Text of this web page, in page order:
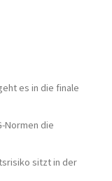
es in die finale
Normen die
sitzt in der